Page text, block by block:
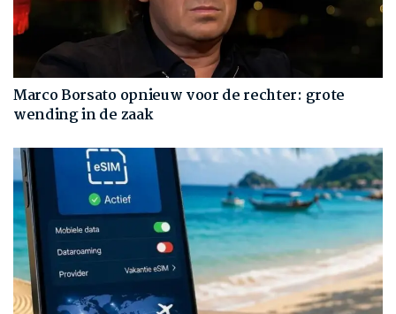
Marco Borsato opnieuw voor de rechter: grote
wending in de zaak